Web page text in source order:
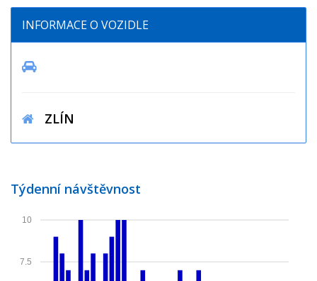
INFORMACE O VOZIDLE
ZLÍN
Týdenní návštěvnost
7.5
10